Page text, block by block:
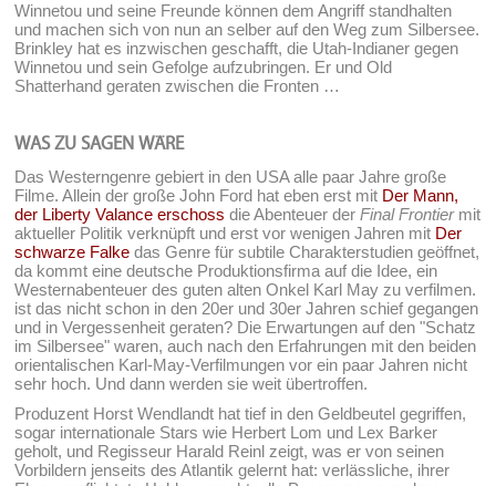
Winnetou und seine Freunde können dem Angriff standhalten
und machen sich von nun an selber auf den Weg zum Silbersee.
Brinkley hat es inzwischen geschafft, die Utah-Indianer gegen
Winnetou und sein Gefolge aufzubringen. Er und Old
Shatterhand geraten zwischen die Fronten …
WAS ZU SAGEN WÄRE
Das Westerngenre gebiert in den USA alle paar Jahre große
Filme. Allein der große John Ford hat eben erst mit Der Mann,
der Liberty Valance erschoss die Abenteuer derFinal Frontiermit
aktueller Politik verknüpft und erst vor wenigen Jahren mit Der
schwarze Falke das Genre für subtile Charakterstudien geöffnet,
da kommt eine deutsche Produktionsfirma auf die Idee, ein
Westernabenteuer des guten alten Onkel Karl May zu verfilmen.
ist das nicht schon in den 20er und 30er Jahren schief gegangen
und in Vergessenheit geraten? Die Erwartungen auf den "Schatz
im Silbersee" waren, auch nach den Erfahrungen mit den beiden
orientalischen Karl-May-Verfilmungen vor ein paar Jahren nicht
sehr hoch. Und dann werden sie weit übertroffen.
Produzent Horst Wendlandt hat tief in den Geldbeutel gegriffen,
sogar internationale Stars wie Herbert Lom und Lex Barker
geholt, und Regisseur Harald Reinl zeigt, was er von seinen
Vorbildern jenseits des Atlantik gelernt hat: verlässliche, ihrer